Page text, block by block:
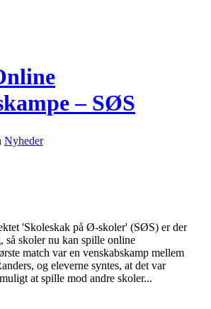
– SØS
Nyheder
'Skoleskak på Ø-skoler' (SØS) er der
så skoler nu kan spille online
match var en venskabskamp mellem
og eleverne syntes, at det var
at spille mod andre skoler...